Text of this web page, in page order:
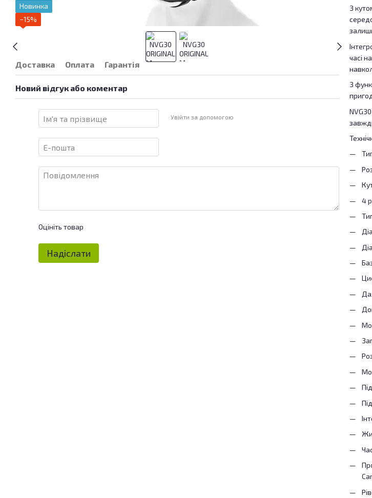
Новинка
−15%
Доставка Оплата Гарантія
Новий відгук або коментар
Увійти за допомогою
Оцініть товар
Надіслати
З
часі
З
4